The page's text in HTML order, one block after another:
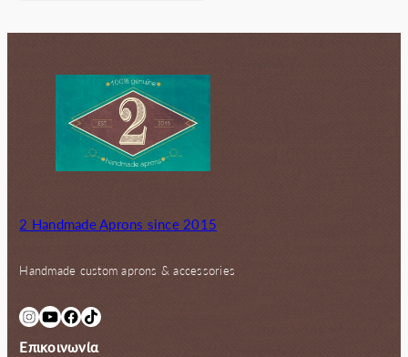
2 Handmade Aprons since 2015
Handmade custom aprons & accessories
InstagramYouTube Facebook TikTok
Επικοινωνία